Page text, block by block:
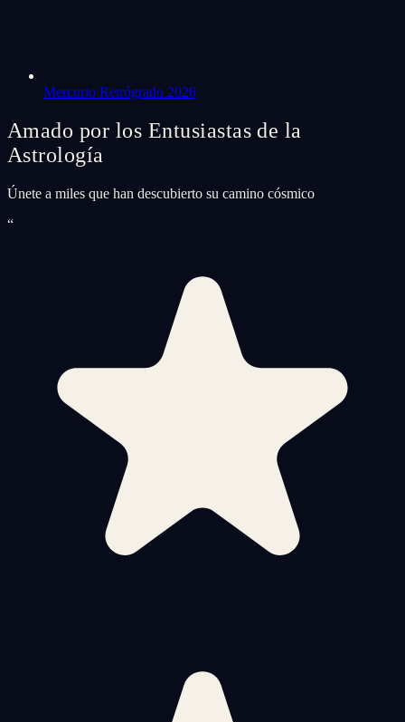
Mercurio Retrógrado 2026
Amado por los Entusiastas de la
Astrología
Únete a miles que han descubierto su camino cósmico
“